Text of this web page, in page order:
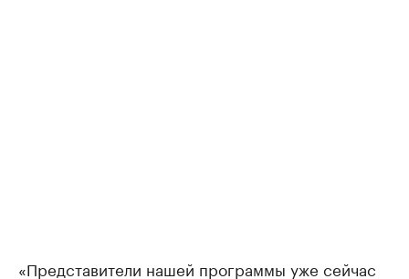
«Представители нашей программы уже сейчас